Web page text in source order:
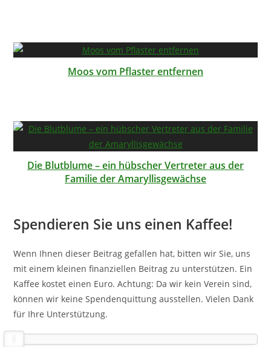
Moos vom Pflaster entfernen
Die Blutblume – ein hübscher Vertreter aus der
Familie der Amaryllisgewächse
Spendieren Sie uns einen Kaffee!
Wenn Ihnen dieser Beitrag gefallen hat, bitten wir Sie, uns
mit einem kleinen finanziellen Beitrag zu unterstützen. Ein
Kaffee kostet einen Euro. Achtung: Da wir kein Verein sind,
können wir keine Spendenquittung ausstellen. Vielen Dank
für Ihre Unterstützung.